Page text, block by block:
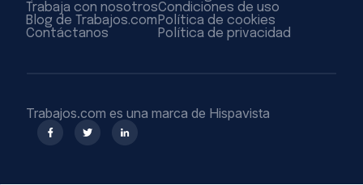
Trabaja con nosotros
Blog de Trabajos.com
Contáctanos
Condiciones de uso
Política de cookies
Política de privacidad
Trabajos.com es una marca de Hispavista